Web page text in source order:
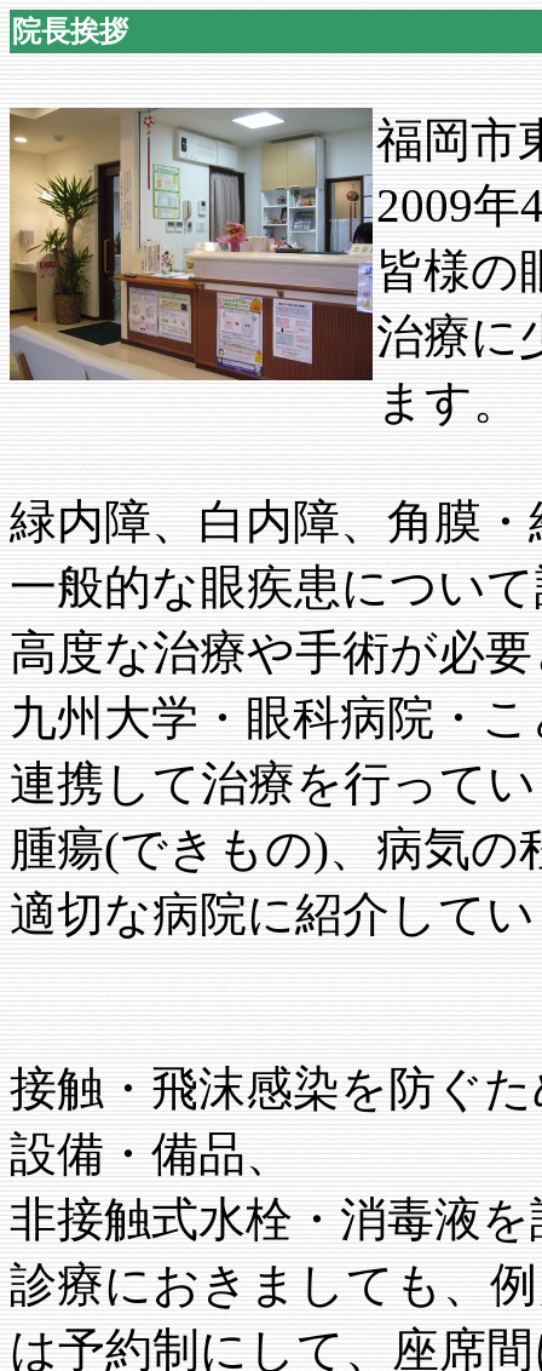
院長挨拶
福岡市
2009年
皆様の
治療に
ます。
緑内障、白内障、角膜
一般的な眼疾患につい
高度な治療や手術が必
九州大学・眼科病院・
連携して治療を行って
腫瘍(できもの)、病気の
適切な病院に紹介して
接触・飛沫感染を防ぐ
設備・備品、
非接触式水栓・消毒液
診療におきましても、
は予約制にして、座席